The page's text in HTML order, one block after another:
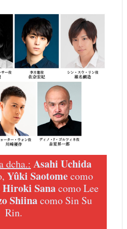
dcha.: Asahi Uchida
Yûki Saotomecomo
Hiroki Sanacomo Lee
Shiinacomo Sin Su
Rin.